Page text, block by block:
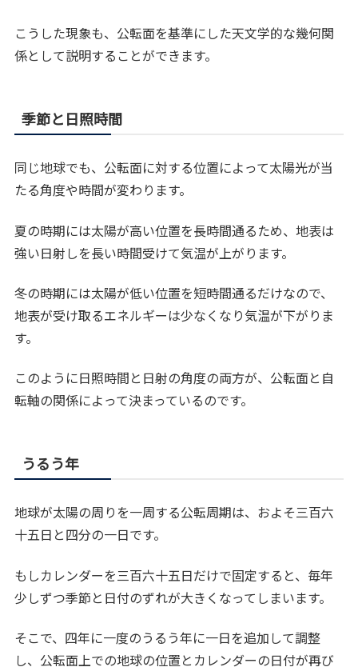
こうした現象も、公転面を基準にした天文学的な幾何関
係として説明することができます。
季節と日照時間
同じ地球でも、公転面に対する位置によって太陽光が当
たる角度や時間が変わります。
夏の時期には太陽が高い位置を長時間通るため、地表は
強い日射しを長い時間受けて気温が上がります。
冬の時期には太陽が低い位置を短時間通るだけなので、
地表が受け取るエネルギーは少なくなり気温が下がりま
す。
このように日照時間と日射の角度の両方が、公転面と自
転軸の関係によって決まっているのです。
うるう年
地球が太陽の周りを一周する公転周期は、およそ三百六
十五日と四分の一日です。
もしカレンダーを三百六十五日だけで固定すると、毎年
少しずつ季節と日付のずれが大きくなってしまいます。
そこで、四年に一度のうるう年に一日を追加して調整
し、公転面上での地球の位置とカレンダーの日付が再び